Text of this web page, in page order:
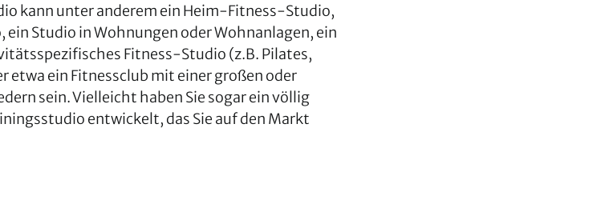
kann unter anderem ein Heim-Fitness-Studio,
Studio in Wohnungen oder Wohnanlagen, ein
Fitness-Studio (z.B. Pilates,
etwa ein Fitnessclub mit einer großen oder
sein. Vielleicht haben Sie sogar ein völlig
entwickelt, das Sie auf den Markt